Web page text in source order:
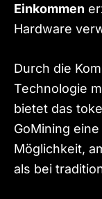
Einkommen
Hardware
Durch die
Technologie
bietet das
GoMining
Möglichkeit,
als bei